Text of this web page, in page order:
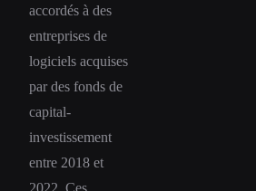
accordés à des
entreprises de
logiciels acquises
par des fonds de
capital-
investissement
entre 2018 et
2022. Ces